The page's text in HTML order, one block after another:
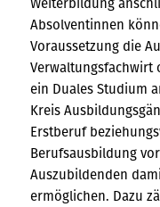
Absolventinnen
Voraussetzung die
Verwaltungsfachwirt
ein Duales Studium
Kreis
Erstberuf
Berufsausbildung
Auszubildenden
ermöglichen. Dazu